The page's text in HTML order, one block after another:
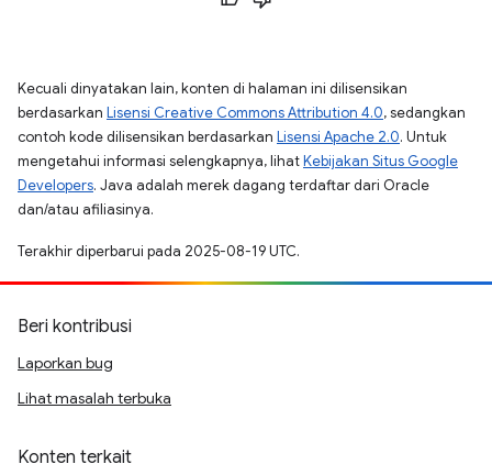
Kecuali dinyatakan lain, konten di halaman ini dilisensikan
berdasarkan Lisensi Creative Commons Attribution 4.0, sedangkan
contoh kode dilisensikan berdasarkan Lisensi Apache 2.0. Untuk
mengetahui informasi selengkapnya, lihatKebijakan Situs Google
Developers. Java adalah merek dagang terdaftar dari Oracle
dan/atau afiliasinya.
Terakhir diperbarui pada 2025-08-19 UTC.
Beri kontribusi
Laporkan bug
Lihat masalah terbuka
Konten terkait